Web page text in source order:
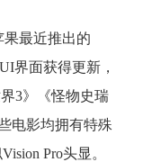
果最近推出的
界面获得更新，
3》《怪物史瑞
电影均拥有特殊
Pro头显。